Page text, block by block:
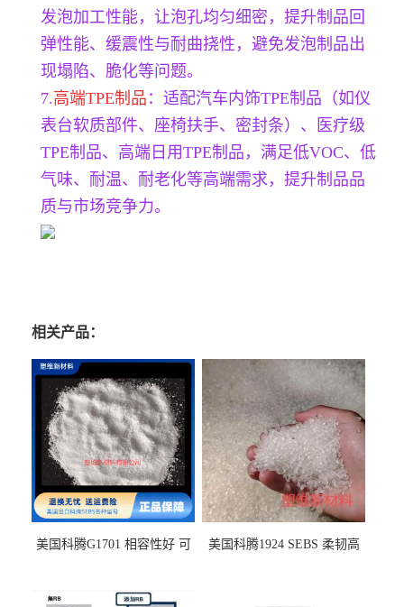
发泡加工性能，让泡孔均匀细密，提升制品回
弹性能、缓震性与耐曲挠性，避免发泡制品出
现塌陷、脆化等问题。
7.高端TPE制品 ：适配汽车内饰TPE制品（如仪
表台软质部件、座椅扶手、密封条）、医疗级
TPE制品、高端日用TPE制品，满足低VOC、低
气味、耐温、耐老化等高端需求，提升制品品
质与市场竞争力。
相关产品：
美国科腾G1701 相容性好 可
美国科腾1924 SEBS 柔韧高